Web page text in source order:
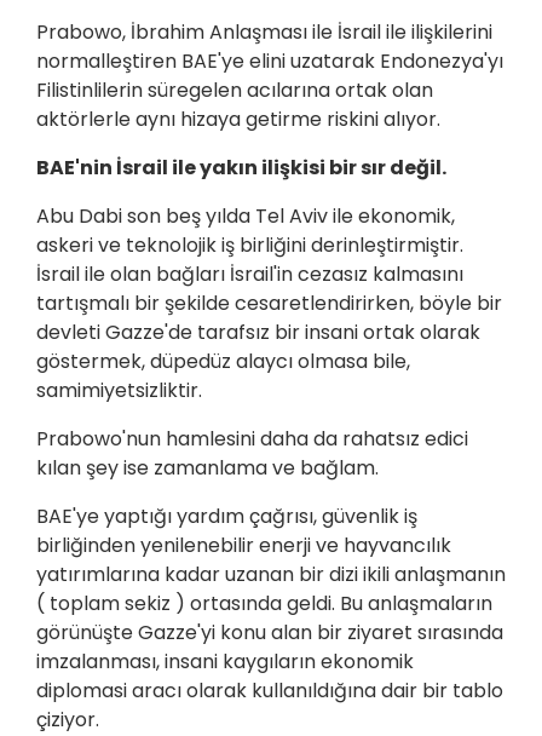
Prabowo, İbrahim Anlaşması ile İsrail ile ilişkilerini
normalleştiren BAE'ye elini uzatarak Endonezya'yı
Filistinlilerin süregelen acılarına ortak olan
aktörlerle aynı hizaya getirme riskini alıyor.
BAE'nin İsrail ile yakın ilişkisi bir sır değil.
Abu Dabi son beş yılda Tel Aviv ile ekonomik,
askeri ve teknolojik iş birliğini derinleştirmiştir.
İsrail ile olan bağları İsrail'in cezasız kalmasını
tartışmalı bir şekilde cesaretlendirirken, böyle bir
devleti Gazze'de tarafsız bir insani ortak olarak
göstermek, düpedüz alaycı olmasa bile,
samimiyetsizliktir.
Prabowo'nun hamlesini daha da rahatsız edici
kılan şey ise zamanlama ve bağlam.
BAE'ye yaptığı yardım çağrısı, güvenlik iş
birliğinden yenilenebilir enerji ve hayvancılık
yatırımlarına kadar uzanan bir dizi ikili anlaşmanın
( toplam sekiz ) ortasında geldi. Bu anlaşmaların
görünüşte Gazze'yi konu alan bir ziyaret sırasında
imzalanması, insani kaygıların ekonomik
diplomasi aracı olarak kullanıldığına dair bir tablo
çiziyor.